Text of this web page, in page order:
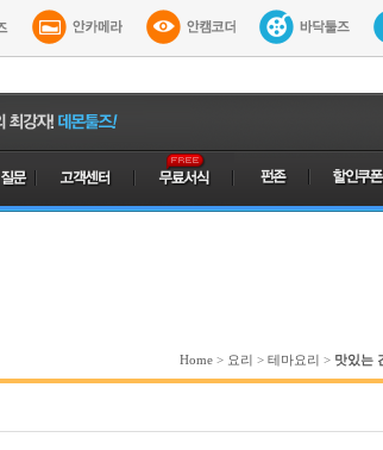
Home > 요리 > 테마요리 > 맛있는